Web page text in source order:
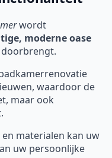
wordt
moderne oase
waardoor de
maar ook
materialen kan uw
uw persoonlijke